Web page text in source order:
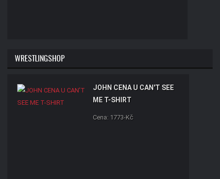
WRESTLINGSHOP
JOHN CENA U CAN'T SEE
ME T-SHIRT
Cena: 1773-Kč